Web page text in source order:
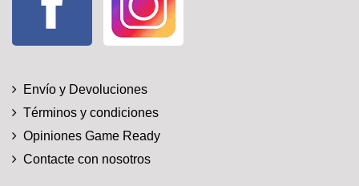
Envío y Devoluciones
Términos y condiciones
Opiniones Game Ready
Contacte con nosotros